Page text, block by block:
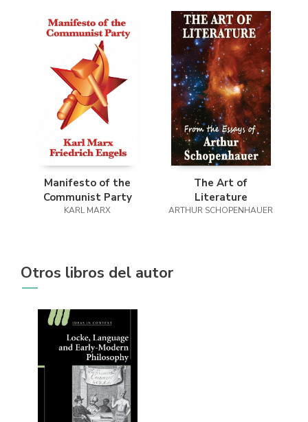
Manifesto of the
Communist Party
KARL MARX
The Art of
Literature
ARTHUR SCHOPENHAUER
Otros libros del autor